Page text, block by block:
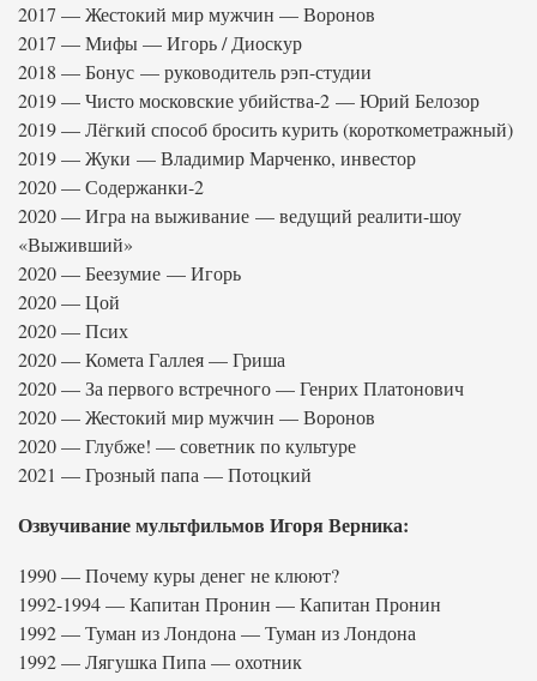
2017 — Жестокий мир мужчин — Воронов
2017 — Мифы — Игорь / Диоскур
2018 — Бонус — руководитель рэп-студии
2019 — Чисто московские убийства-2 — Юрий Белозор
2019 — Лёгкий способ бросить курить (короткометражный)
2019 — Жуки — Владимир Марченко, инвестор
2020 — Содержанки-2
2020 — Игра на выживание — ведущий реалити-шоу
«Выживший»
2020 — Беезумие — Игорь
2020 — Цой
2020 — Псих
2020 — Комета Галлея — Гриша
2020 — За первого встречного — Генрих Платонович
2020 — Жестокий мир мужчин — Воронов
2020 — Глубже! — советник по культуре
2021 — Грозный папа — Потоцкий
Озвучивание мультфильмов Игоря Верника:
1990 — Почему куры денег не клюют?
1992-1994 — Капитан Пронин — Капитан Пронин
1992 — Туман из Лондона — Туман из Лондона
1992 — Лягушка Пипа — охотник